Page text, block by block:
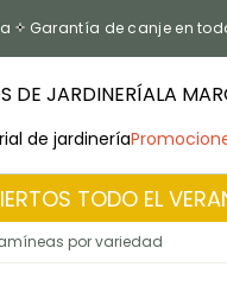
Garantía de canje en
DE JARDINERÍALA
de jardinería
TODO EL
por variedad